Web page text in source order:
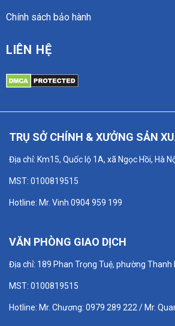
Chính sách bảo hành
LIÊN HỆ
TRỤ SỞ CHÍNH & XƯỞNG SẢN
Địa chỉ: Km15, Quốc lộ 1A, xã Ngọc Hồi, Hà
MST: 0100819515
Hotline: Mr. Vinh 0904 959 199
VĂN PHÒNG GIAO DỊCH
Địa chỉ: 189 Phan Trọng Tuệ, phường Thanh
MST: 0100819515
Hotline: Mr. Chương: 0979 289 222 / Mr.